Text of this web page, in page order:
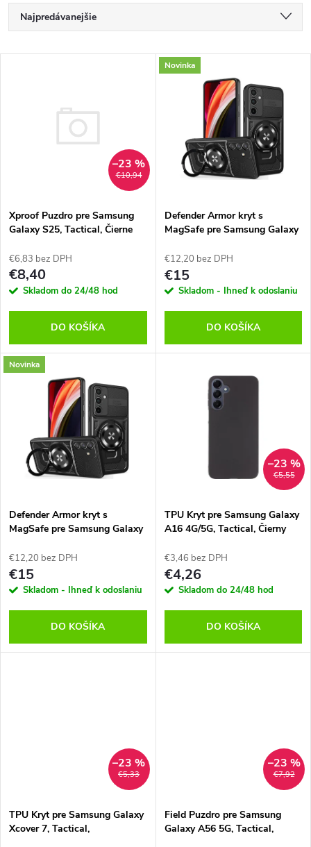
R
a
e
p
r
d
o
v
Najpredávanejšie
s
p
r
o
d
u
v
€10,94
–23 %
Xproof Puzdro pre Samsung
Galaxy S25, Tactical, Čierne
€6,83 bez DPH
€8,40
Skladom do 24/48 hod
DO KOŠÍKA
Novinka
Defender Armor kryt s
MagSafe pre Samsung Galaxy
€12,20 bez DPH
€15
Skladom - Ihneď k odoslaniu
DO KOŠÍKA
Novinka
Defender Armor kryt s
MagSafe pre Samsung Galaxy
€12,20 bez DPH
€15
Skladom - Ihneď k odoslaniu
DO KOŠÍKA
€5,55
–23 %
TPU Kryt pre Samsung Galaxy
A16 4G/5G, Tactical, Čierny
€3,46 bez DPH
€4,26
Skladom do 24/48 hod
DO KOŠÍKA
€5,33
–23 %
TPU Kryt pre Samsung Galaxy
Xcover 7, Tactical,
€7,92
–23 %
Field Puzdro pre Samsung
Galaxy A56 5G, Tactical,